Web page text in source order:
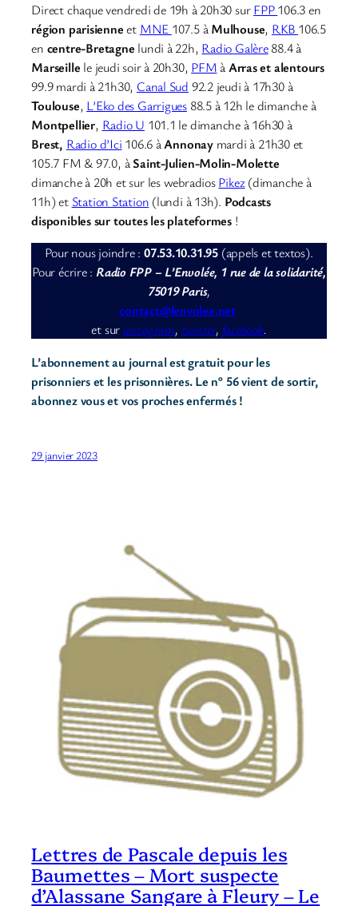
Direct chaque vendredi de 19h à 20h30 surFPP106.3 en
région parisienneet MNE 107.5 àMulhouse, RKB 106.5
en centre-Bretagne lundi à 22h, Radio Galère88.4 à
Marseille le jeudi soir à 20h30, PFMàArras et alentours
99.9 mardi à 21h30, Canal Sud 92.2 jeudi à 17h30 à
Toulouse, L’Eko des Garrigues 88.5 à 12h le dimanche à
Montpellier, Radio U 101.1 le dimanche à 16h30 à
Brest, Radio d’Ici 106.6 àAnnonay mardi à 21h30 et
105.7 FM & 97.0, àSaint-Julien-Molin-Molette
dimanche à 20h et sur les webradiosPikez(dimanche à
11h) et Station Station (lundi à 13h). Podcasts
disponibles sur toutes les plateformes !
Pour nous joindre : 07.53.10.31.95 (appels et textos).
Pour écrire : Radio FPP – L’Envolée, 1 rue de la solidarité,
75019 Paris,
contact@lenvolee.net
et sur instagram, twitter, facebook.
L’abonnement au journal est gratuit pour les
prisonniers et les prisonnières. Le n° 56 vient de sortir,
abonnez vous et vos proches enfermés !
29 janvier 2023
Lettres de Pascale depuis les
Baumettes – Mort suspecte
d’Alassane Sangare à Fleury – Le